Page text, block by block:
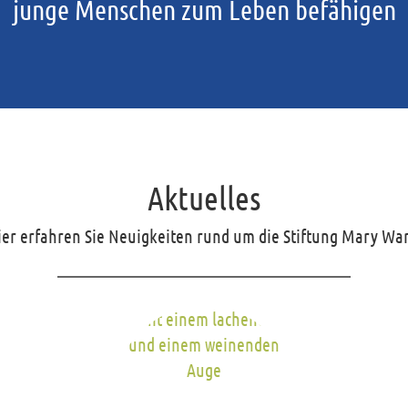
junge Menschen zum Leben befähigen
Aktuelles
erfahren Sie Neuigkeiten rund um die Stiftung Mary